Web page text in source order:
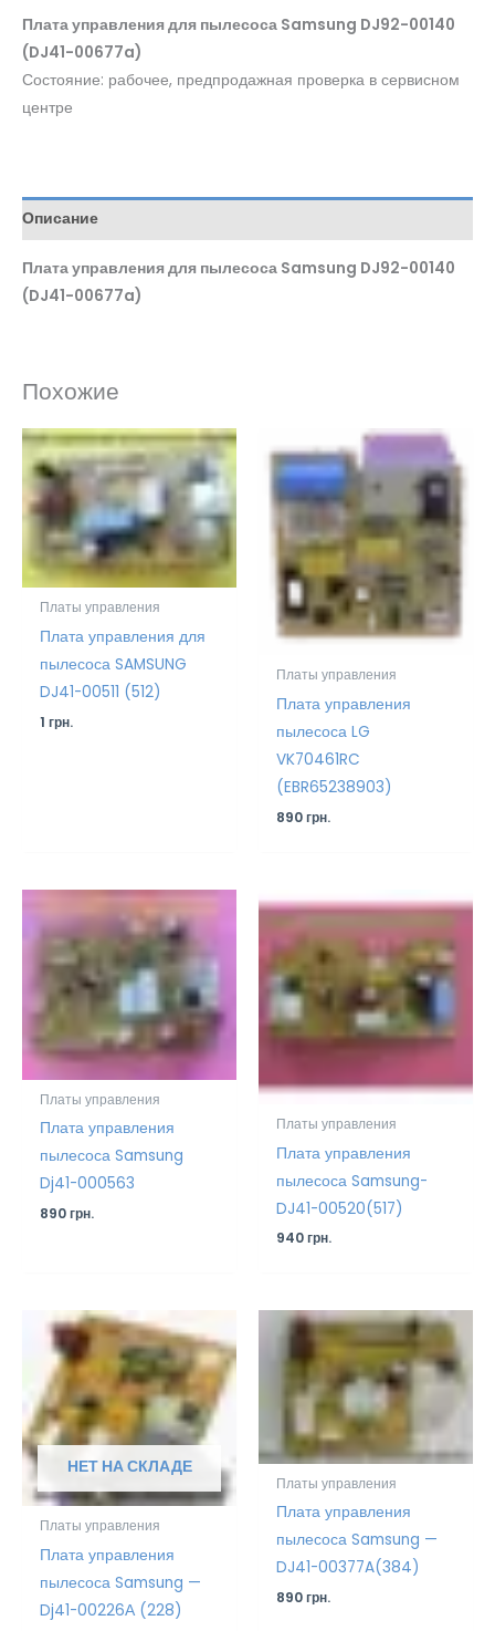
Плата управления для пылесоса Samsung DJ92-00140
(DJ41-00677a)
Состояние: рабочее, предпродажная проверка в сервисном
центре
Описание
Плата управления для пылесоса Samsung DJ92-00140
(DJ41-00677a)
Похожие
Платы управления
Плата управления для
пылесоса SAMSUNG
DJ41-00511 (512)
1грн.
Платы управления
Плата управления
пылесоса LG
VK70461RC
(EBR65238903)
890грн.
Платы управления
Плата управления
пылесоса Samsung
Dj41-000563
890грн.
Платы управления
Плата управления
пылесоса Samsung-
DJ41-00520(517)
940грн.
НЕТ НА СКЛАДЕ
Платы управления
Плата управления
пылесоса Samsung —
Dj41-00226А (228)
Платы управления
Плата управления
пылесоса Samsung —
DJ41-00377A(384)
890грн.